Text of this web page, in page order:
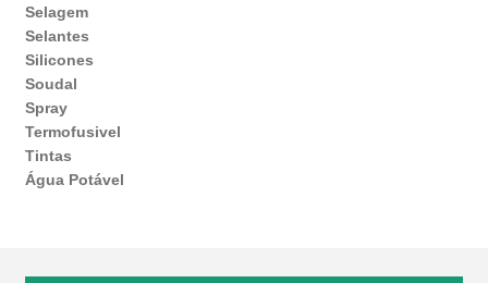
Selagem
Selantes
Silicones
Soudal
Spray
Termofusivel
Tintas
Água Potável